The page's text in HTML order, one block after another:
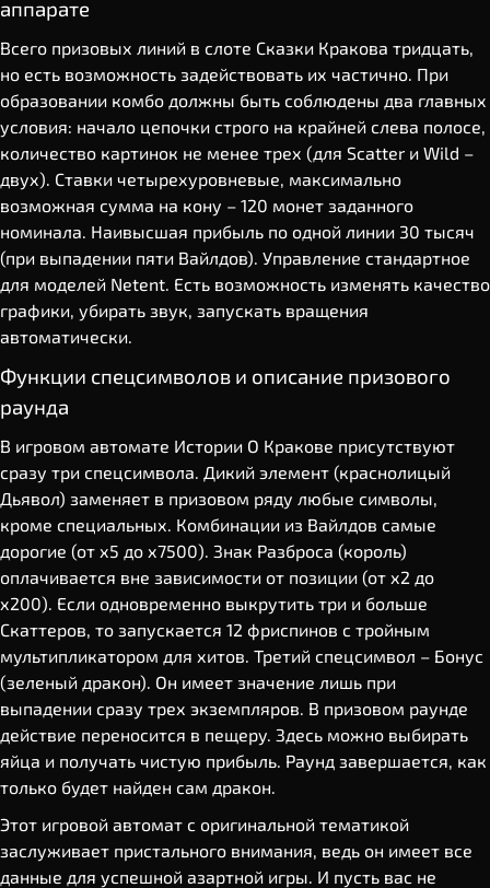
аппарате
Всего призовых линий в слоте Сказки Кракова тридцать,
но есть возможность задействовать их частично. При
образовании комбо должны быть соблюдены два главных
условия: начало цепочки строго на крайней слева полосе,
количество картинок не менее трех (для Scatter и Wild –
двух). Ставки четырехуровневые, максимально
возможная сумма на кону – 120 монет заданного
номинала. Наивысшая прибыль по одной линии 30 тысяч
(при выпадении пяти Вайлдов). Управление стандартное
для моделей Netent. Есть возможность изменять качество
графики, убирать звук, запускать вращения
автоматически.
Функции спецсимволов и описание призового
раунда
В игровом автомате Истории О Кракове присутствуют
сразу три спецсимвола. Дикий элемент (краснолицый
Дьявол) заменяет в призовом ряду любые символы,
кроме специальных. Комбинации из Вайлдов самые
дорогие (от х5 до х7500). Знак Разброса (король)
оплачивается вне зависимости от позиции (от х2 до
х200). Если одновременно выкрутить три и больше
Скаттеров, то запускается 12 фриспинов с тройным
мультипликатором для хитов. Третий спецсимвол – Бонус
(зеленый дракон). Он имеет значение лишь при
выпадении сразу трех экземпляров. В призовом раунде
действие переносится в пещеру. Здесь можно выбирать
яйца и получать чистую прибыль. Раунд завершается, как
только будет найден сам дракон.
Этот игровой автомат с оригинальной тематикой
заслуживает пристального внимания, ведь он имеет все
данные для успешной азартной игры. И пусть вас не